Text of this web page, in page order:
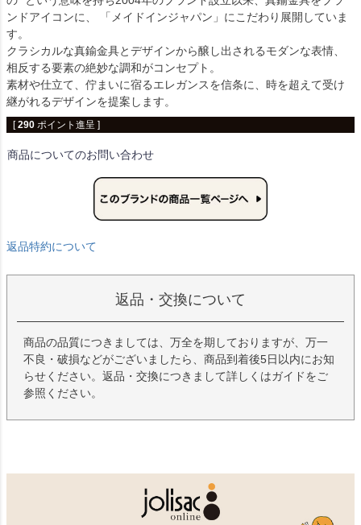
ンドアイコンに、 「メイドインジャパン」にこだわり展開していま
す。
クラシカルな真鍮金具とデザインから醸し出されるモダンな表情、
相反する要素の絶妙な調和がコンセプト。
素材や仕立て、佇まいに宿るエレガンスを信条に、時を超えて受け
継がれるデザインを提案します。
[ 290 ポイント進呈 ]
商品についてのお問い合わせ
返品特約について
返品・交換について
商品の品質につきましては、万全を期しておりますが、万一
不良・破損などがございましたら、商品到着後5日以内にお知
らせください。返品・交換につきまして詳しくはガイドをご
参照ください。